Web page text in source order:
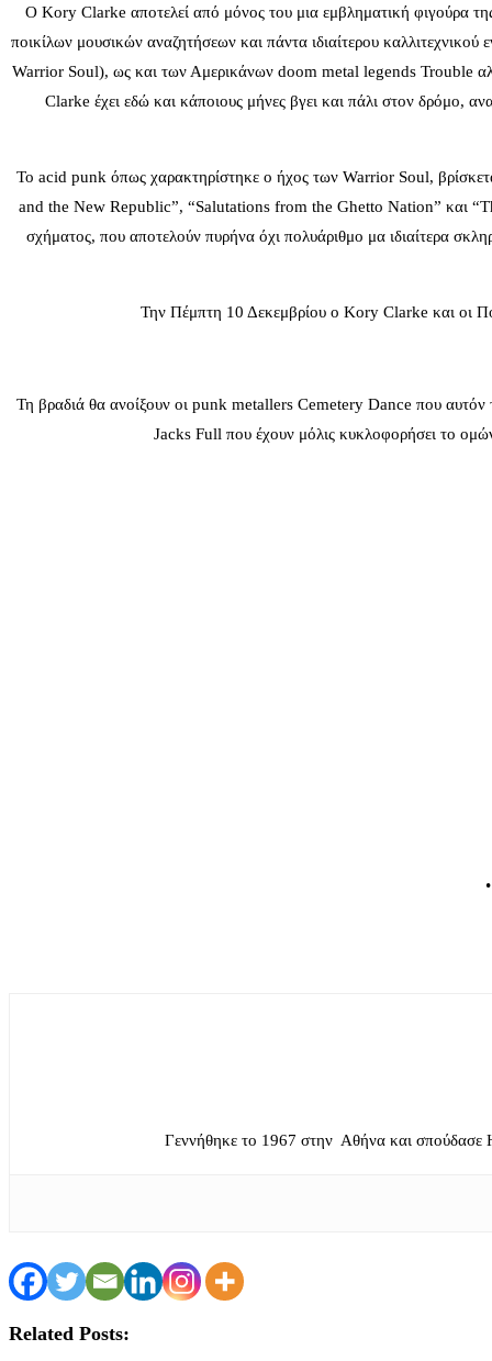
Ο Kory Clarke αποτελεί από μόνος του μια εμβληματική φιγούρα
ποικίλων μουσικών αναζητήσεων και πάντα ιδιαίτερου
Warrior Soul), ως και των Αμερικάνων doom metal legends Trouble
Clarke έχει εδώ και κάποιους μήνες βγει και πάλι στον δρόμο,
Το acid punk όπως χαρακτηρίστηκε ο ήχος των Warrior Soul,
and the New Republic”, “Salutations from the Ghetto Nation” και
σχήματος, που αποτελούν πυρήνα όχι πολυάριθμο μα ιδιαίτερα
Την Πέμπτη 10 Δεκεμβρίου ο Kory Clarke και οι
Τη βραδιά θα ανοίξουν οι punk metallers Cemetery Dance που αυτόν
Jacks Full που έχουν μόλις κυκλοφορήσει το
Γεννήθηκε το 1967 στην Αθήνα και σπούδασε
Related Posts: